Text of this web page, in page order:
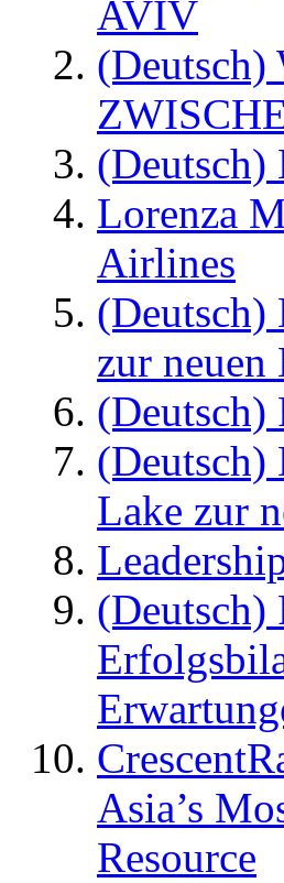
AVIV
(Deutsch)
Lorenza
Airlines
(Deutsch)
zur
(Deutsch)
Lake zur
(Deutsch)
Asia’s
Resource